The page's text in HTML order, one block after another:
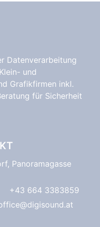
Datenverarbeitung
und
Grafikfirmen inkl.
für Sicherheit
Panoramagasse
+43 664 3383859